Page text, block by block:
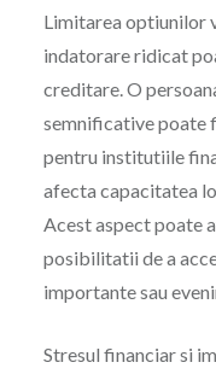
Limitarea optiunilor
indatorare ridicat
creditare. O
semnificative poate
pentru institutiile
afecta capacitatea
Acest aspect poate
posibilitatii de a
importante sau
Stresul financiar si